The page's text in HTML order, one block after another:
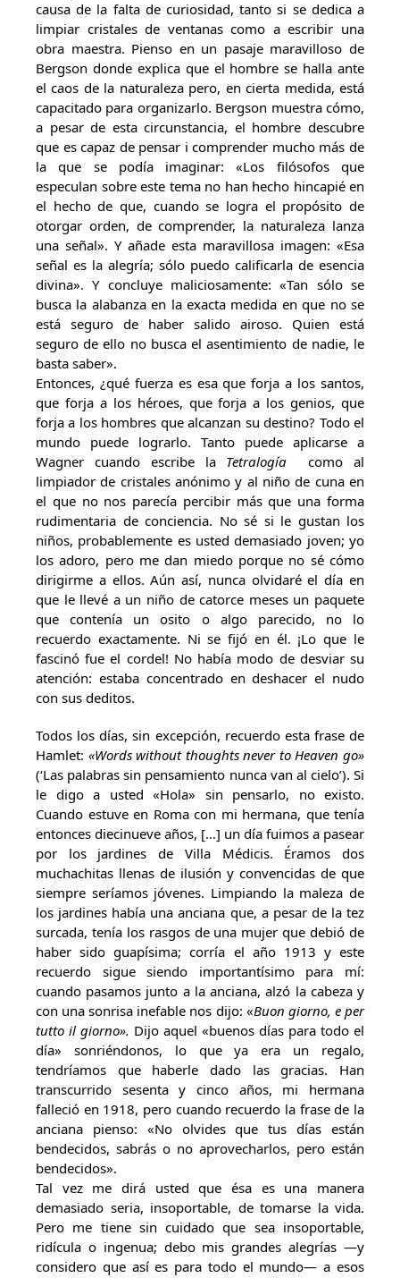
causa de la falta de curiosidad, tanto si se dedica a
limpiar cristales de ventanas como a escribir una
obra maestra. Pienso en un pasaje maravilloso de
Bergson donde explica que el hombre se halla ante
el caos de la naturaleza pero, en cierta medida, está
capacitado para organizarlo. Bergson muestra cómo,
a pesar de esta circunstancia, el hombre descubre
que es capaz de pensar i comprender mucho más de
la que se podía imaginar: «Los filósofos que
especulan sobre este tema no han hecho hincapié en
el hecho de que, cuando se logra el propósito de
otorgar orden, de comprender, la naturaleza lanza
una señal». Y añade esta maravillosa imagen: «Esa
señal es la alegría; sólo puedo calificarla de esencia
divina». Y concluye maliciosamente: «Tan sólo se
busca la alabanza en la exacta medida en que no se
está seguro de haber salido airoso. Quien está
seguro de ello no busca el asentimiento de nadie, le
basta saber».
Entonces, ¿qué fuerza es esa que forja a los santos,
que forja a los héroes, que forja a los genios, que
forja a los hombres que alcanzan su destino? Todo el
mundo puede lograrlo. Tanto puede aplicarse a
Wagner cuando escribe la Tetralogía
como al
limpiador de cristales anónimo y al niño de cuna en
el que no nos parecía percibir más que una forma
rudimentaria de conciencia. No sé si le gustan los
niños, probablemente es usted demasiado joven; yo
los adoro, pero me dan miedo porque no sé cómo
dirigirme a ellos. Aún así, nunca olvidaré el día en
que le llevé a un niño de catorce meses un paquete
que contenía un osito o algo parecido, no lo
recuerdo exactamente. Ni se fijó en él. ¡Lo que le
fascinó fue el cordel! No había modo de desviar su
atención: estaba concentrado en deshacer el nudo
con sus deditos.
Todos los días, sin excepción, recuerdo esta frase de
Hamlet: «Words without thoughts never to Heaven go»
(‘Las palabras sin pensamiento nunca van al cielo’). Si
le digo a usted «Hola» sin pensarlo, no existo.
Cuando estuve en Roma con mi hermana, que tenía
entonces diecinueve años, […] un día fuimos a pasear
por los jardines de Villa Médicis. Éramos dos
muchachitas llenas de ilusión y convencidas de que
siempre seríamos jóvenes. Limpiando la maleza de
los jardines había una anciana que, a pesar de la tez
surcada, tenía los rasgos de una mujer que debió de
haber sido guapísima; corría el año 1913 y este
recuerdo sigue siendo importantísimo para mí:
cuando pasamos junto a la anciana, alzó la cabeza y
con una sonrisa inefable nos dijo: «Buon giorno, e per
tutto il giorno». Dijo aquel «buenos días para todo el
día» sonriéndonos, lo que ya era un regalo,
tendríamos que haberle dado las gracias. Han
transcurrido sesenta y cinco años, mi hermana
falleció en 1918, pero cuando recuerdo la frase de la
anciana pienso: «No olvides que tus días están
bendecidos, sabrás o no aprovecharlos, pero están
bendecidos».
Tal vez me dirá usted que ésa es una manera
demasiado seria, insoportable, de tomarse la vida.
Pero me tiene sin cuidado que sea insoportable,
ridícula o ingenua; debo mis grandes alegrías —y
considero que así es para todo el mundo— a esos